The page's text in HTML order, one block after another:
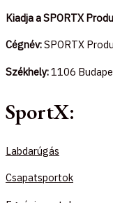
Kiadja a SPORTX
Cégnév:SPORTX
Székhely:1106
SportX:
Labdarúgás
Csapatsportok